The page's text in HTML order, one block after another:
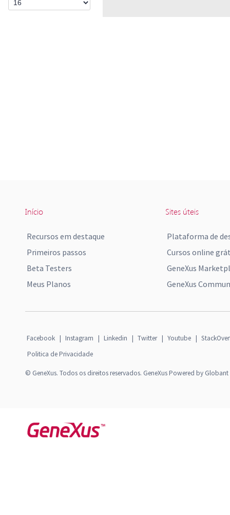
Início
Recursos em destaque
Primeiros passos
Beta Testers
Meus Planos
Sites úteis
Plataforma de
Cursos online
GeneXus
GeneXus
Facebook | Instagram | Linkedin | Twitter | Youtube |
Politica de Privacidade
© GeneXus. Todos os direitos reservados. GeneXus Powered by Globant